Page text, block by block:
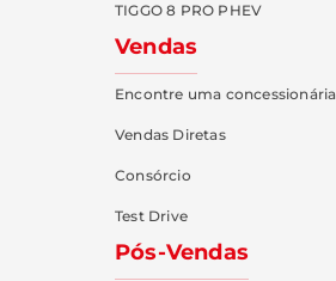
TIGGO 8 PRO PHEV
Vendas
Encontre uma concessionária
Vendas Diretas
Consórcio
Test Drive
Pós-Vendas